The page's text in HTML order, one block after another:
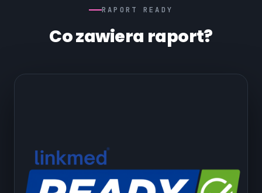
RAPORT READY
Co zawiera raport?